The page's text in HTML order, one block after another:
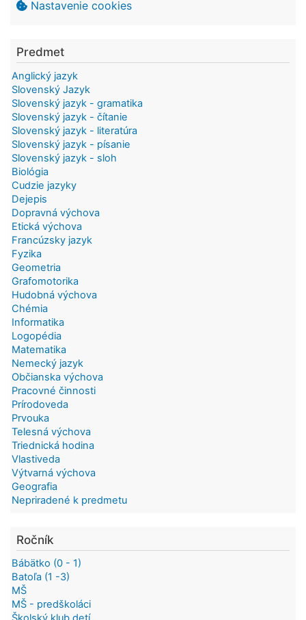
Nastavenie cookies
Predmet
Anglický jazyk
Slovenský Jazyk
Slovenský jazyk - gramatika
Slovenský jazyk - čítanie
Slovenský jazyk - literatúra
Slovenský jazyk - písanie
Slovenský jazyk - sloh
Biológia
Cudzie jazyky
Dejepis
Dopravná výchova
Etická výchova
Francúzsky jazyk
Fyzika
Geometria
Grafomotorika
Hudobná výchova
Chémia
Informatika
Logopédia
Matematika
Nemecký jazyk
Občianska výchova
Pracovné činnosti
Prírodoveda
Prvouka
Telesná výchova
Triednická hodina
Vlastiveda
Výtvarná výchova
Geografia
Nepriradené k predmetu
Ročník
Bábätko (0 - 1)
Batoľa (1 -3)
MŠ
MŠ - predškoláci